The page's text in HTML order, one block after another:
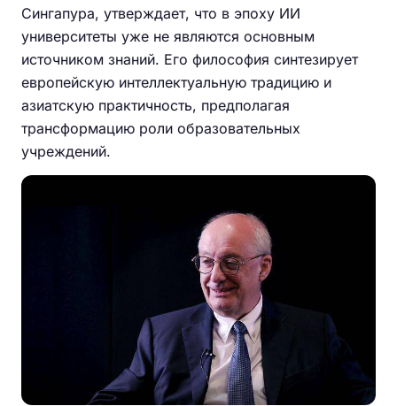
Сингапура, утверждает, что в эпоху ИИ
университеты уже не являются основным
источником знаний. Его философия синтезирует
европейскую интеллектуальную традицию и
азиатскую практичность, предполагая
трансформацию роли образовательных
учреждений.